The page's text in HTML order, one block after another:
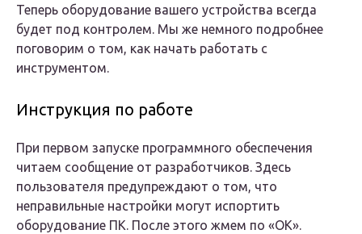
Теперь оборудование вашего устройства всегда
будет под контролем. Мы же немного подробнее
поговорим о том, как начать работать с
инструментом.
Инструкция по работе
При первом запуске программного обеспечения
читаем сообщение от разработчиков. Здесь
пользователя предупреждают о том, что
неправильные настройки могут испортить
оборудование ПК. После этого жмем по «ОК».